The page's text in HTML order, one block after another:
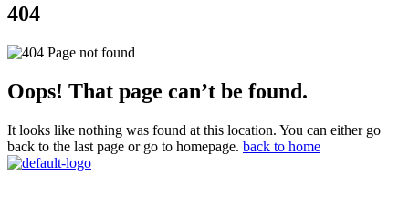
404
Oops! That page can’t be found.
It looks like nothing was found at this location. You can either go
back to the last page or go to homepage. back to home